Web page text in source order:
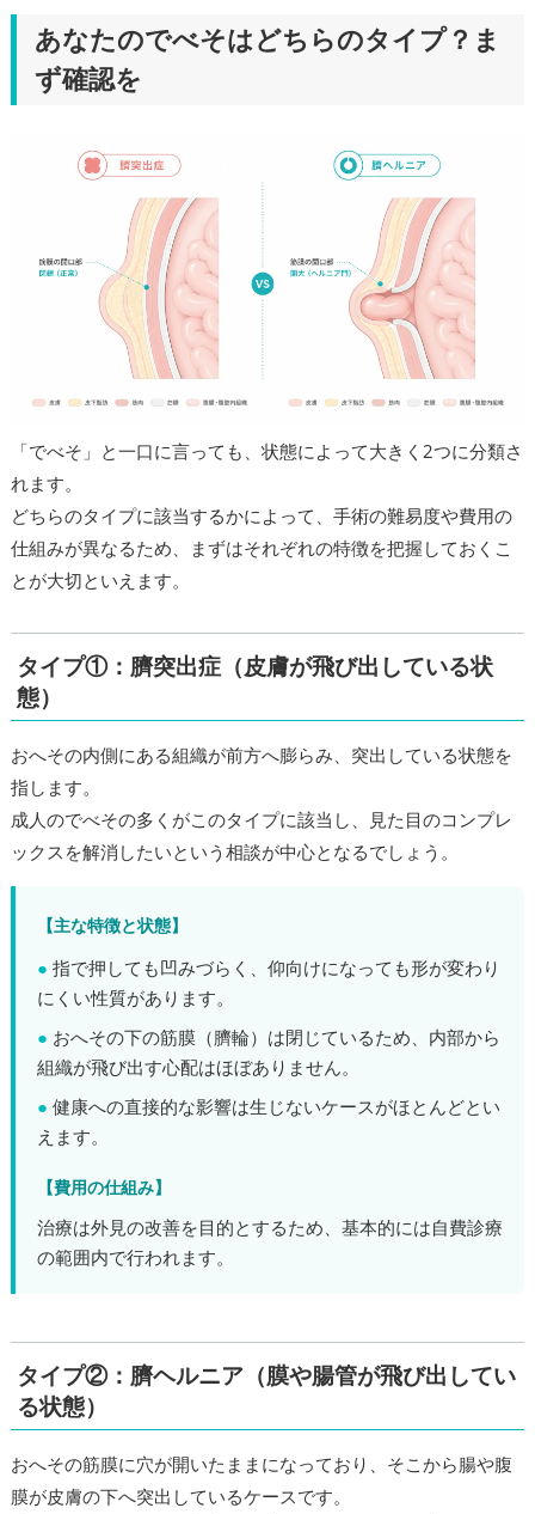
あなたのでべそはどちらのタイプ？ま
ず確認を
「でべそ」と一口に言っても、状態によって大きく2つに分類さ
れます。
どちらのタイプに該当するかによって、手術の難易度や費用の
仕組みが異なるため、まずはそれぞれの特徴を把握しておくこ
とが大切といえます。
タイプ①：臍突出症（皮膚が飛び出している状
態）
おへその内側にある組織が前方へ膨らみ、突出している状態を
指します。
成人のでべその多くがこのタイプに該当し、見た目のコンプレ
ックスを解消したいという相談が中心となるでしょう。
【主な特徴と状態】
● 指で押しても凹みづらく、仰向けになっても形が変わり
にくい性質があります。
● おへその下の筋膜（臍輪）は閉じているため、内部から
組織が飛び出す心配はほぼありません。
● 健康への直接的な影響は生じないケースがほとんどとい
えます。
【費用の仕組み】
治療は外見の改善を目的とするため、基本的には自費診療
の範囲内で行われます。
タイプ②：臍ヘルニア（膜や腸管が飛び出してい
る状態）
おへその筋膜に穴が開いたままになっており、そこから腸や腹
膜が皮膚の下へ突出しているケースです。